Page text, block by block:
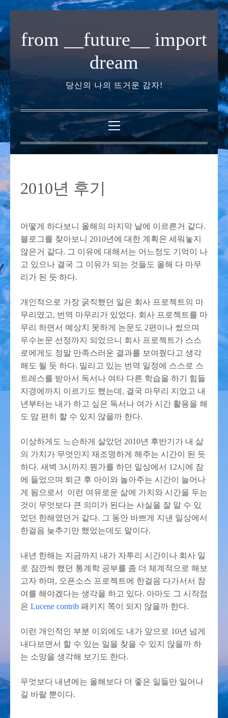
으
로
가
기
from __future__ import
dream
당신의 나의 뜨거운 감자!
기
본
메
뉴
2010년 후기
어떻게 하다보니 올해의 마지막 날에 이르른거 같다.
블로그를 찾아보니 2010년에 대한 계획은 세워놓지
않은거 같다. 그 이유에 대해서는 어느정도 기억이 나
고 있으나 결국 그 이유가 되는 것들도 올해 다 마무
리가 된 듯 하다.
개인적으로 가장 굵직했던 일은 회사 프로젝트의 마
무리였고, 번역 마무리가 있었다. 회사 프로젝트를 마
무리 하면서 예상치 못하게 논문도 2편이나 썼으며
우수논문 선정까지 되었으니 회사 프로젝트가 스스
로에게도 정말 만족스러운 결과를 보여줬다고 생각
해도 될 듯 하다. 밀리고 있는 번역 일정에 스스로 스
트레스를 받아서 독서나 여타 다른 학습을 하기 힘들
지경에까지 이르기도 했는데, 결국 마무리 지었고 내
년부터는 내가 하고 싶은 독서나 여가 시간 활용을 해
도 맘 편히 할 수 있지 않을까 한다.
이상하게도 느슨하게 살았던 2010년 후반기가 내 삶
의 가치가 무엇인지 재조명하게 해주는 시간이 된 듯
하다. 새벽 3시까지 뭔가를 하던 일상에서 12시에 잠
에 들었으며 퇴근 후 아이와 놀아주는 시간이 늘어나
게 됨으로서 이런 여유로운 삶에 가치와 시간을 두는
것이 무엇보다 큰 의미가 된다는 사실을 잘 알 수 있
었던 한해였던거 같다. 그 동안 바쁘게 지낸 일상에서
한걸음 늦추기만 했었는데도 말이다.
내년 한해는 지금까지 내가 자투리 시간이나 회사 일
로 잠깐씩 했던 통계학 공부를 좀 더 체계적으로 해보
고자 하며, 오픈소스 프로젝트에 한걸음 다가서서 참
여를 해야겠다는 생각을 하고 있다. 아마도 그 시작점
은 Lucene contrib 패키지 쪽이 되지 않을까 한다.
이런 개인적인 부분 이외에도 내가 앞으로 10년 넘게
내다보면서 할 수 있는 일을 찾을 수 있지 않을까 하
는 소망을 생각해 보기도 한다.
무엇보다 내년에는 올해보다 더 좋은 일들만 일어나
길 바랄 뿐이다.